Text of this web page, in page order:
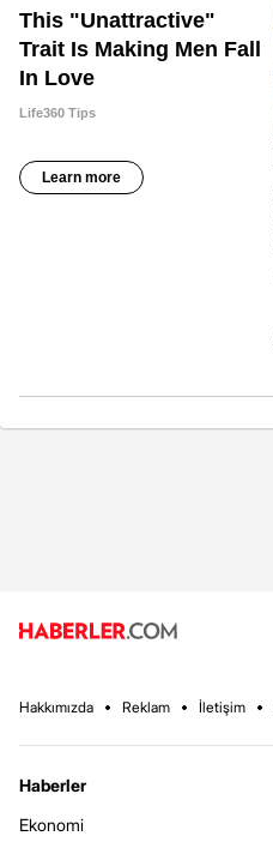
Hakkımızda Reklam İletişim
Haberler
Ekonomi